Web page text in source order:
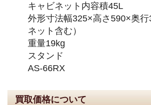
キャビネット内容積45L
外形寸法幅325×高さ590×奥
ネット含む）
重量19kg
スタンド
AS-66RX
買取価格について